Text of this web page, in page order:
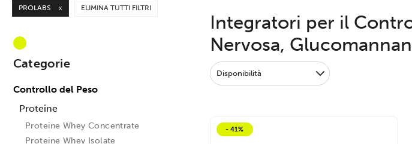
PROLABS X ELIMINA TUTTI FILTRI
Categorie
Controllo del Peso
Proteine
Proteine Whey Concentrate
Proteine Whey Isolate
Integratori per il
Nervosa,
Disponibilità
- 41%